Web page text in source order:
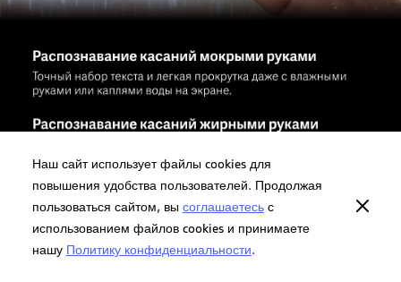
Наш сайт использует файлы cookies для
повышения удобства пользователей. Продолжая
пользоваться сайтом, вы соглашаетесьс
использованием файлов cookies и принимаете
нашу Политику конфиденциальности.